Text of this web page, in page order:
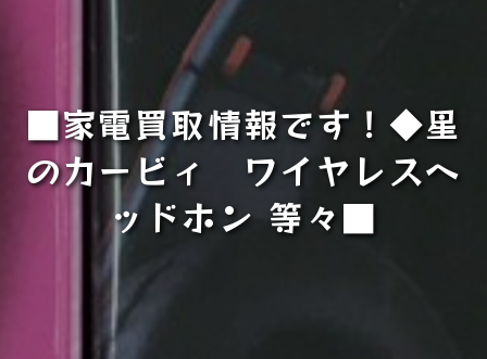
■家電買取情報です！◆星
のカービィ ワイヤレスヘ
ッドホン 等々■